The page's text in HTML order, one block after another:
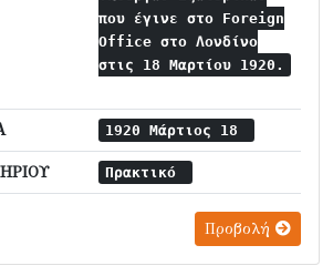
που έγινε στο Foreign
Office στο Λονδίνο
στις 18 Μαρτίου 1920.
1920 Μάρτιος 18
Πρακτικό
Προβολή